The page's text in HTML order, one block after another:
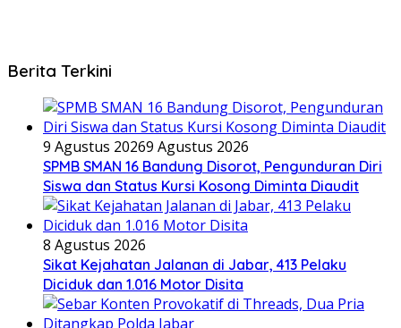
Berita Terkini
9 Agustus 20269 Agustus 2026
SPMB SMAN 16 Bandung Disorot, Pengunduran Diri
Siswa dan Status Kursi Kosong Diminta Diaudit
8 Agustus 2026
Sikat Kejahatan Jalanan di Jabar, 413 Pelaku
Diciduk dan 1.016 Motor Disita